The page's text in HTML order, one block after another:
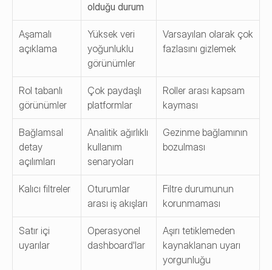
olduğu durum
Aşamalı
açıklama
Yüksek veri
yoğunluklu
görünümler
Varsayılan olarak çok
fazlasını gizlemek
Rol tabanlı
görünümler
Çok paydaşlı
platformlar
Roller arası kapsam
kayması
Bağlamsal
detay
açılımları
Analitik ağırlıklı
kullanım
senaryoları
Gezinme bağlamının
bozulması
Kalıcı filtreler
Oturumlar
arası iş akışları
Filtre durumunun
korunmaması
Satır içi
uyarılar
Operasyonel
dashboard'lar
Aşırı tetiklemeden
kaynaklanan uyarı
yorgunluğu